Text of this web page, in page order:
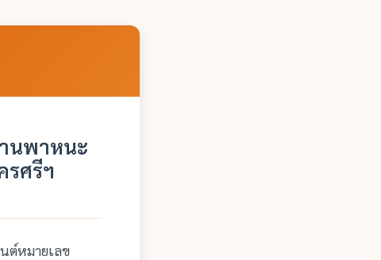
นพาหนะ
รศรีฯ
ต์หมายเลข